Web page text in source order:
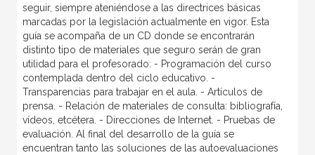
seguir, siempre ateniéndose a las directrices básicas
marcadas por la legislación actualmente en vigor. Esta
guía se acompaña de un CD donde se encontrarán
distinto tipo de materiales que seguro serán de gran
utilidad para el profesorado: - Programación del curso
contemplada dentro del ciclo educativo. -
Transparencias para trabajar en el aula. - Artículos de
prensa. - Relación de materiales de consulta: bibliografía,
vídeos, etcétera. - Direcciones de Internet. - Pruebas de
evaluación. Al final del desarrollo de la guía se
encuentran tanto las soluciones de las autoevaluaciones